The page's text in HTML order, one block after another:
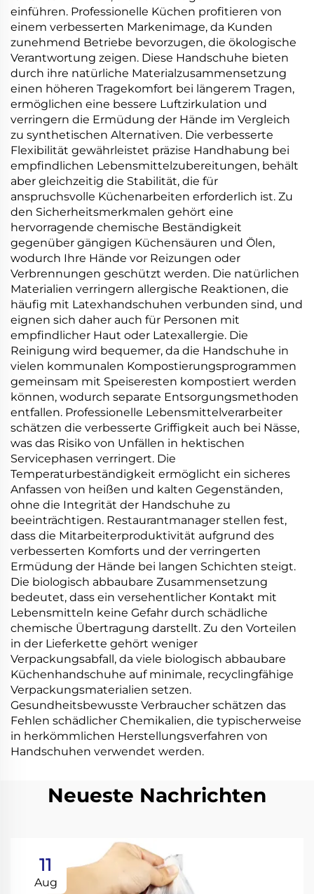
einführen. Professionelle Küchen profitieren von
einem verbesserten Markenimage, da Kunden
zunehmend Betriebe bevorzugen, die ökologische
Verantwortung zeigen. Diese Handschuhe bieten
durch ihre natürliche Materialzusammensetzung
einen höheren Tragekomfort bei längerem Tragen,
ermöglichen eine bessere Luftzirkulation und
verringern die Ermüdung der Hände im Vergleich
zu synthetischen Alternativen. Die verbesserte
Flexibilität gewährleistet präzise Handhabung bei
empfindlichen Lebensmittelzubereitungen, behält
aber gleichzeitig die Stabilität, die für
anspruchsvolle Küchenarbeiten erforderlich ist. Zu
den Sicherheitsmerkmalen gehört eine
hervorragende chemische Beständigkeit
gegenüber gängigen Küchensäuren und Ölen,
wodurch Ihre Hände vor Reizungen oder
Verbrennungen geschützt werden. Die natürlichen
Materialien verringern allergische Reaktionen, die
häufig mit Latexhandschuhen verbunden sind, und
eignen sich daher auch für Personen mit
empfindlicher Haut oder Latexallergie. Die
Reinigung wird bequemer, da die Handschuhe in
vielen kommunalen Kompostierungsprogrammen
gemeinsam mit Speiseresten kompostiert werden
können, wodurch separate Entsorgungsmethoden
entfallen. Professionelle Lebensmittelverarbeiter
schätzen die verbesserte Griffigkeit auch bei Nässe,
was das Risiko von Unfällen in hektischen
Servicephasen verringert. Die
Temperaturbeständigkeit ermöglicht ein sicheres
Anfassen von heißen und kalten Gegenständen,
ohne die Integrität der Handschuhe zu
beeinträchtigen. Restaurantmanager stellen fest,
dass die Mitarbeiterproduktivität aufgrund des
verbesserten Komforts und der verringerten
Ermüdung der Hände bei langen Schichten steigt.
Die biologisch abbaubare Zusammensetzung
bedeutet, dass ein versehentlicher Kontakt mit
Lebensmitteln keine Gefahr durch schädliche
chemische Übertragung darstellt. Zu den Vorteilen
in der Lieferkette gehört weniger
Verpackungsabfall, da viele biologisch abbaubare
Küchenhandschuhe auf minimale, recyclingfähige
Verpackungsmaterialien setzen.
Gesundheitsbewusste Verbraucher schätzen das
Fehlen schädlicher Chemikalien, die typischerweise
in herkömmlichen Herstellungsverfahren von
Handschuhen verwendet werden.
Neueste Nachrichten
11
Aug